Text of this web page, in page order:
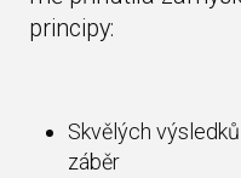
principy:
Skvělých
záběr